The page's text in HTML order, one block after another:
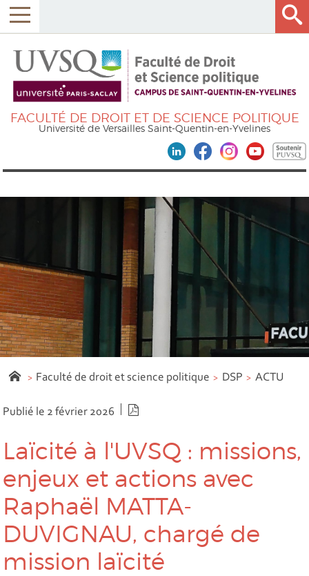
FACULTÉ DE DROIT ET DE SCIENCE POLITIQUE
Université de Versailles Saint-Quentin-en-Yvelines
Faculté de droit et science politique DSP ACTU
Publié le 2 février 2026
Laïcité à l'UVSQ : missions,
enjeux et actions avec
Raphaël MATTA-
DUVIGNAU, chargé de
mission laïcité